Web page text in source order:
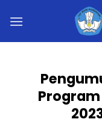
Program